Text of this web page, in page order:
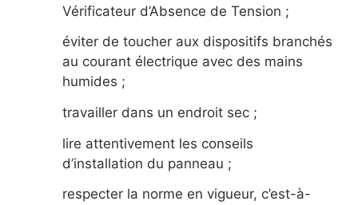
Vérificateur d’Absence de Tension ;
éviter de toucher aux dispositifs branchés
au courant électrique avec des mains
humides ;
travailler dans un endroit sec ;
lire attentivement les conseils
d’installation du panneau ;
respecter la norme en vigueur, c’est-à-